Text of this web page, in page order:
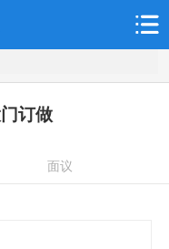
订做
面议